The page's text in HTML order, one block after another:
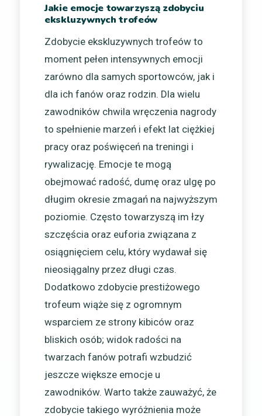
Jakie emocje towarzyszą zdobyciu
ekskluzywnych trofeów
Zdobycie ekskluzywnych trofeów to
moment pełen intensywnych emocji
zarówno dla samych sportowców, jak i
dla ich fanów oraz rodzin. Dla wielu
zawodników chwila wręczenia nagrody
to spełnienie marzeń i efekt lat ciężkiej
pracy oraz poświęceń na treningi i
rywalizację. Emocje te mogą
obejmować radość, dumę oraz ulgę po
długim okresie zmagań na najwyższym
poziomie. Często towarzyszą im łzy
szczęścia oraz euforia związana z
osiągnięciem celu, który wydawał się
nieosiągalny przez długi czas.
Dodatkowo zdobycie prestiżowego
trofeum wiąże się z ogromnym
wsparciem ze strony kibiców oraz
bliskich osób; widok radości na
twarzach fanów potrafi wzbudzić
jeszcze większe emocje u
zawodników. Warto także zauważyć, że
zdobycie takiego wyróżnienia może